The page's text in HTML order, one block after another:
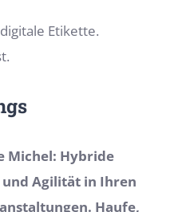
Etikette.
Michel: Hybride
Agilität in Ihren
Haufe,